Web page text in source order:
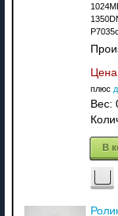
плюс
Вес:
В